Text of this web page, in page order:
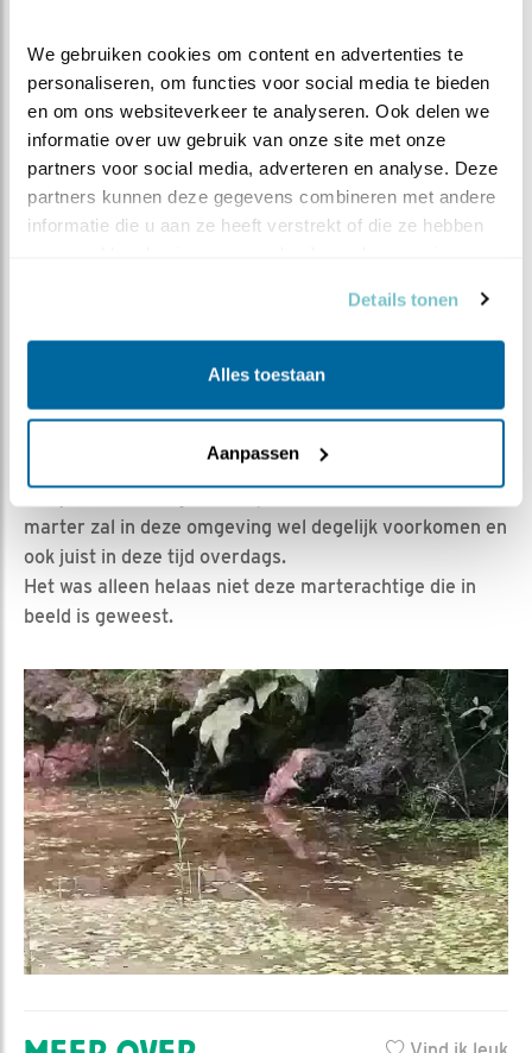
We gebruiken cookies om content en advertenties te
personaliseren, om functies voor social media te bieden
en om ons websiteverkeer te analyseren. Ook delen we
informatie over uw gebruik van onze site met onze
partners voor social media, adverteren en analyse. Deze
partners kunnen deze gegevens combineren met andere
informatie die u aan ze heeft verstrekt of die ze hebben
Details tonen
Alles toestaan
Aanpassen
Dank aanSylvana3003die 30 juni zocoolde
waarnemingen neerschreef en daarbij weliswaar geen
marter maar wel de wezel als enige voorbij zag komen.
En dank aan onzeteller: het junibestand is nu volledig!
Het zal oplettende kijkers opvallen, dat het beestje op
*En dit is tóch een nieuwe soort voor dit jaar!
Over de wezel schreef ik vorig jaarDIT BLOG.
nieuwe soort te schrappen en de wezel toe te voegen
marter zal in deze omgeving wel degelijk voorkomen en
ook juist in deze tijd overdags.
Het was alleen helaas niet deze marterachtige die in
beeld is geweest.